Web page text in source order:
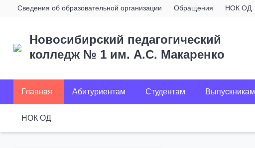
Сведения об образовательной организации Обращения НОК ОД
Новосибирский педагогический
колледж № 1 им. А.С. Макаренко
Главная Абитуриентам Студентам Выпускникам
НОК ОД